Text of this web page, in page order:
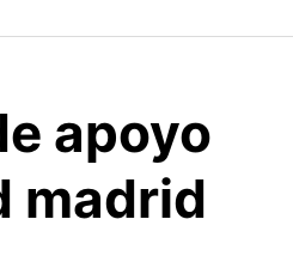
apoyo
madrid